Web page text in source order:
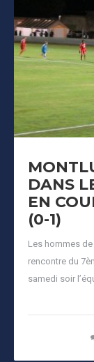
DANS
EN
(0-1)
Les hommes
rencontre du
samedi soir